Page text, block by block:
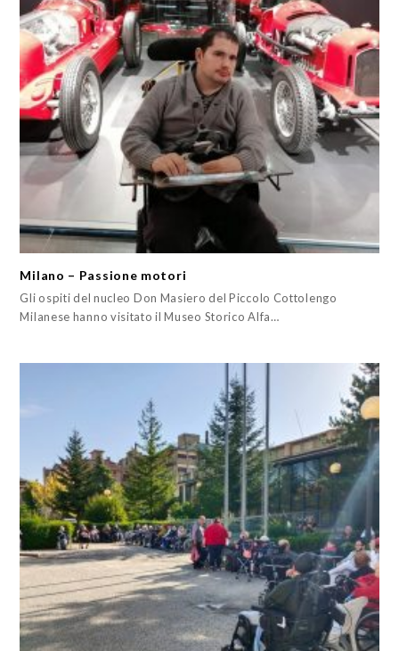
Milano – Passione motori
Gli ospiti del nucleo Don Masiero del Piccolo Cottolengo
Milanese hanno visitato il Museo Storico Alfa…